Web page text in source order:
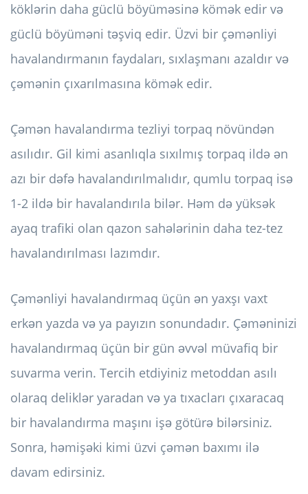
köklərin daha güclü böyüməsinə kömək edir və
güclü böyüməni təşviq edir. Üzvi bir çəmənliyi
havalandırmanın faydaları, sıxlaşmanı azaldır və
çəmənin çıxarılmasına kömək edir.
Çəmən havalandırma tezliyi torpaq növündən
asılıdır. Gil kimi asanlıqla sıxılmış torpaq ildə ən
azı bir dəfə havalandırılmalıdır, qumlu torpaq isə
1-2 ildə bir havalandırıla bilər. Həm də yüksək
ayaq trafiki olan qazon sahələrinin daha tez-tez
havalandırılması lazımdır.
Çəmənliyi havalandırmaq üçün ən yaxşı vaxt
erkən yazda və ya payızın sonundadır. Çəməninizi
havalandırmaq üçün bir gün əvvəl müvafiq bir
suvarma verin. Tercih etdiyiniz metoddan asılı
olaraq deliklər yaradan və ya tıxacları çıxaracaq
bir havalandırma maşını işə götürə bilərsiniz.
Sonra, həmişəki kimi üzvi çəmən baxımı ilə
davam edirsiniz.